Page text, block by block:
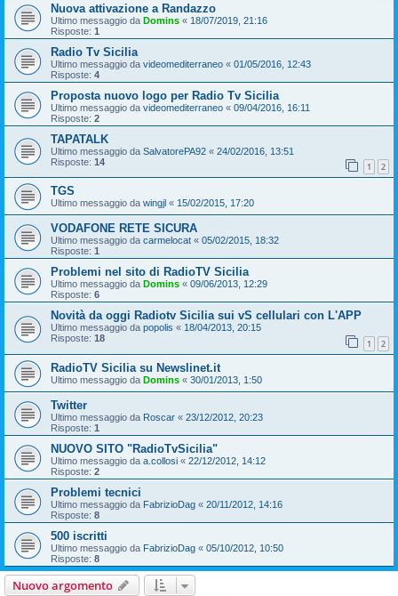
Nuova attivazione a Randazzo
Ultimo messaggio da Domins « 18/07/2019, 21:16
Risposte: 1
Radio Tv Sicilia
Ultimo messaggio da videomediterraneo « 01/05/2016, 12:43
Risposte: 4
Proposta nuovo logo per Radio Tv Sicilia
Ultimo messaggio da videomediterraneo « 09/04/2016, 16:11
Risposte: 2
TAPATALK
Ultimo messaggio da SalvatorePA92 « 24/02/2016, 13:51
Risposte: 14 1 2
TGS
Ultimo messaggio da wingjl « 15/02/2015, 17:20
VODAFONE RETE SICURA
Ultimo messaggio da carmelocat « 05/02/2015, 18:32
Risposte: 1
Problemi nel sito di RadioTV Sicilia
Ultimo messaggio da Domins « 09/06/2013, 12:29
Risposte: 6
Novità da oggi Radiotv Sicilia sui vS cellulari con L'APP
Ultimo messaggio da popolis « 18/04/2013, 20:15
Risposte: 18 1 2
RadioTV Sicilia su Newslinet.it
Ultimo messaggio da Domins « 30/01/2013, 1:50
Twitter
Ultimo messaggio da Roscar « 23/12/2012, 20:23
Risposte: 1
NUOVO SITO "RadioTvSicilia"
Ultimo messaggio da a.collosi « 22/12/2012, 14:12
Risposte: 2
Problemi tecnici
Ultimo messaggio da FabrizioDag « 20/11/2012, 14:16
Risposte: 8
500 iscritti
Ultimo messaggio da FabrizioDag « 05/10/2012, 10:50
Risposte: 8
Nuovo argomento